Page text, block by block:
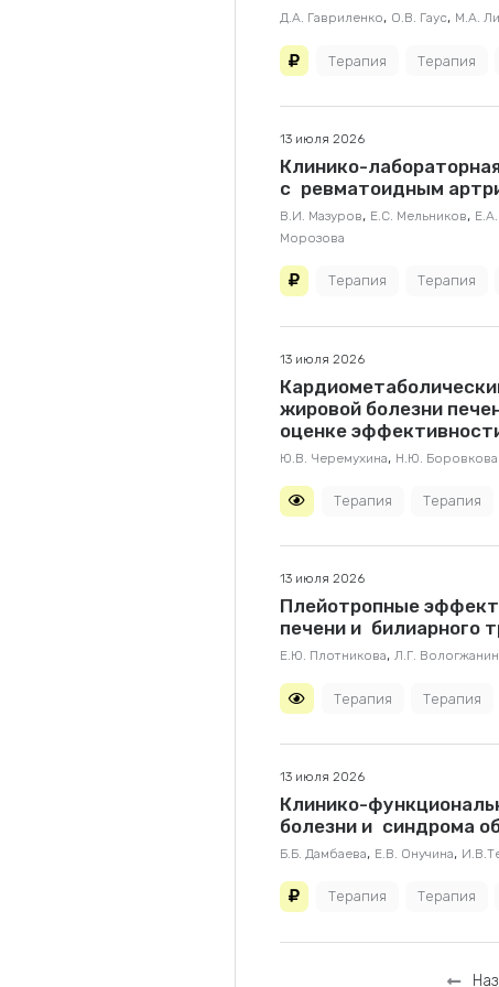
Д.А. Гавриленко, О.В. Гаус, М.А.
Терапия Терапия
13 июля 2026
Клинико-
с ревматоидным
В.И. Мазуров, Е.С. Мельников,
Морозова
Терапия Терапия
13 июля 2026
жировой болезни
оценке
Ю.В. Черемухина, Н.Ю. Боровкова
Терапия Терапия
13 июля 2026
Плейотропные
печени и билиарного
Е.Ю. Плотникова, Л.Г.
Терапия Терапия
13 июля 2026
Клинико-
болезни и синдрома
Б.Б. Дамбаева, Е.В. Онучина,
Терапия Терапия